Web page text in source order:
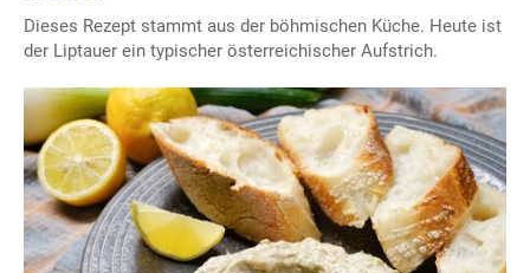
Dieses Rezept stammt aus der böhmischen Küche. Heute ist
der Liptauer ein typischer österreichischer Aufstrich.